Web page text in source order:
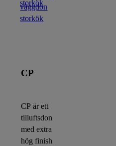
CP
CP är ett
tilluftsdon
med extra
hög finish